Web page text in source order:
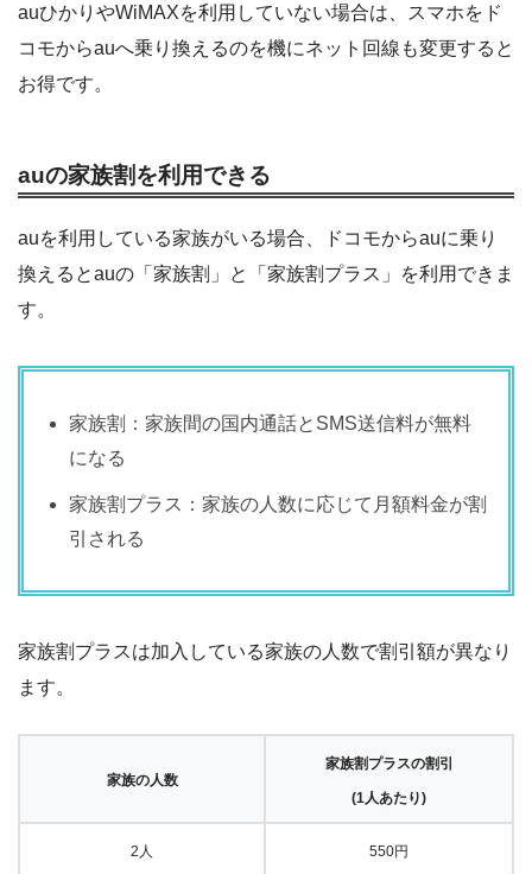
auひかりやWiMAXを利用していない場合は、スマホをド
コモからauへ乗り換えるのを機にネット回線も変更すると
お得です。
auの家族割を利用できる
auを利用している家族がいる場合、ドコモからauに乗り
換えるとauの「家族割」と「家族割プラス」を利用できま
す。
家族割：家族間の国内通話とSMS送信料が無料
になる
家族割プラス：家族の人数に応じて月額料金が割
引される
家族割プラスは加入している家族の人数で割引額が異なり
ます。
家族の人数
家族割プラスの割引
(1人あたり)
2人 550円